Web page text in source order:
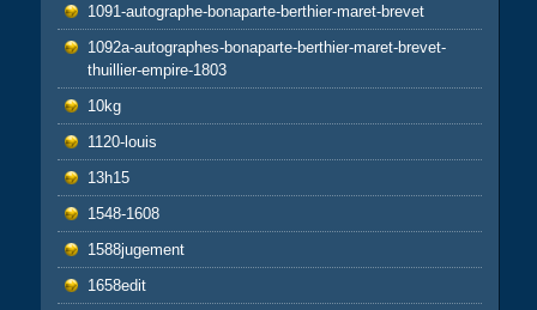
1091-autographe-bonaparte-berthier-maret-brevet
1092a-autographes-bonaparte-berthier-maret-brevet-
thuillier-empire-1803
10kg
1120-louis
13h15
1548-1608
1588jugement
1658edit